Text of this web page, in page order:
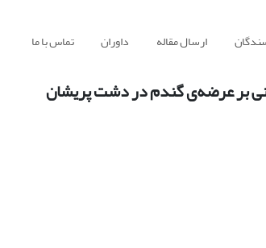
ارسال مقاله داوران تماس با ما
بر عرضه‌ی گندم در دشت پریشان